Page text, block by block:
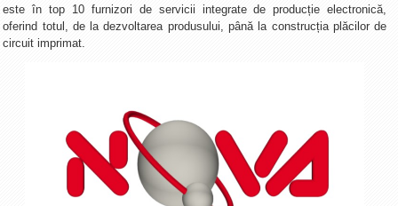
Aici pentru tine
De la Mic la Mare
Bucuria Credinţei
Replica Braşovului
este în top 10 furnizori de servicii integrate de producție electronică,
oferind totul, de la dezvoltarea produsului, până la construcția plăcilor de
circuit imprimat.